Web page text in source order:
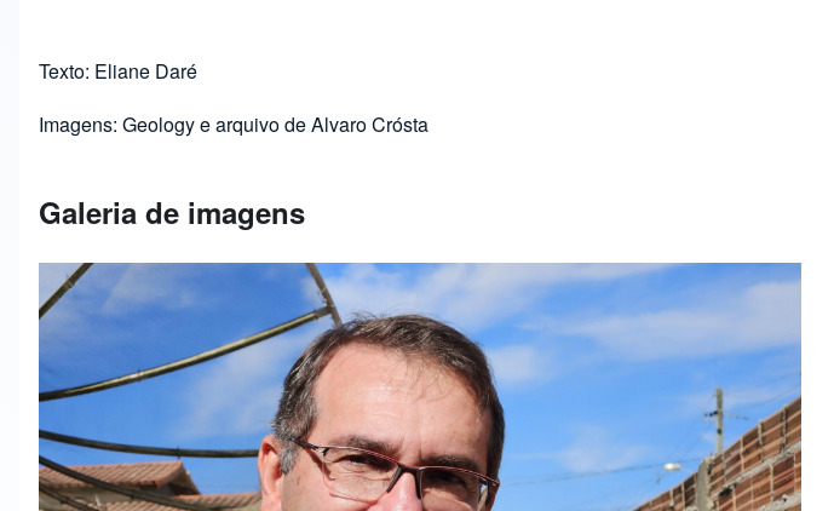
Texto: Eliane Daré
Imagens: Geology e arquivo de Alvaro Crósta
Galeria de imagens